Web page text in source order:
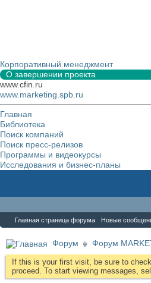
Корпоративный менеджмент
О завершении проекта
www.cfin.ru
www.marketing.spb.ru
Главная
Библиотека
Поиск компаний
Поиск пресс-релизов
Программы и видеокурсы
Исследования и бизнес-планы
Главная страница форума Новые
Форум Форум
If this is your first visit, be sure to
proceed. To start viewing messages,